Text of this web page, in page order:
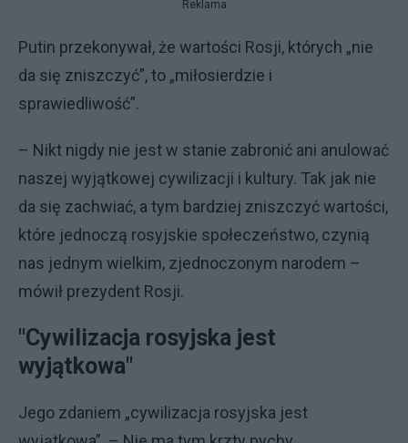
Reklama
Putin przekonywał, że wartości Rosji, których „nie
da się zniszczyć”, to „miłosierdzie i
sprawiedliwość”.
– Nikt nigdy nie jest w stanie zabronić ani anulować
naszej wyjątkowej cywilizacji i kultury. Tak jak nie
da się zachwiać, a tym bardziej zniszczyć wartości,
które jednoczą rosyjskie społeczeństwo, czynią
nas jednym wielkim, zjednoczonym narodem –
mówił prezydent Rosji.
"Cywilizacja rosyjska jest
wyjątkowa"
Jego zdaniem „cywilizacja rosyjska jest